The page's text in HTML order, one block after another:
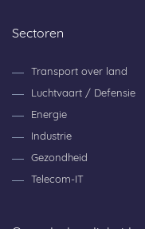
Sectoren
Transport over land
Luchtvaart / Defensie
Energie
Industrie
Gezondheid
Telecom-IT